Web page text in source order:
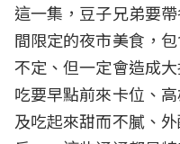
這一集，豆子兄弟要
間限定的夜市美食，
不定、但一定會造成
吃要早點前來卡位、
及吃起來甜而不膩、